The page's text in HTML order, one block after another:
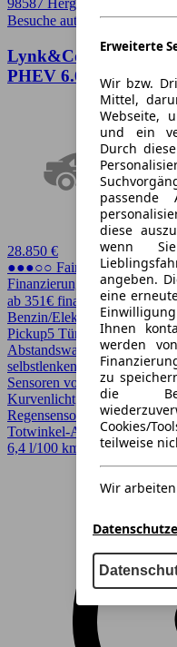
98587 Herges-Hallenberg
Besuche autoscout24.de➚
Lynk&Co Lynk & Co
PHEV 6.6kW ACC/
28.850 €
●●●○○ Fairer Preis
Finanzierung möglich
ab 351€ finanzieren ↗
Benzin/Elektro
261 PS (192
Pickup5 Türen
Abstandswarner, Apple
selbstlenkendes System,
Sensoren vorne, Elektrische
Kurvenlicht, LED, LED-
Regensensor,
Totwinkel-Assistent,
6,4 l/100 km (komb.)* ·
Erweiterte
Wir bzw.
Mittel,
Webseite,
und ein
Durch
diese
wenn
angeben.
eine
Ihnen
werden
zu
die
Cookies/
teilweise
Wir